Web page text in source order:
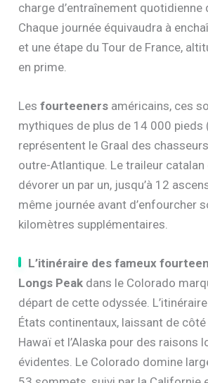
charge d’entraînement quotidienne
Chaque journée équivaudra à
et une étape du Tour de France,
en prime.
Lesfourteeners américains, ces
mythiques de plus de 14 000 pieds
représentent le Graal des
outre-Atlantique. Le traileur
dévorer un par un, jusqu’à 12
même journée avant d’enfourcher
kilomètres supplémentaires.
L’itinéraire des fameux
Longs Peak dans le Colorado
départ de cette odyssée.
États continentaux, laissant de
Hawaï et l’Alaska pour des raisons
évidentes. Le Colorado domine